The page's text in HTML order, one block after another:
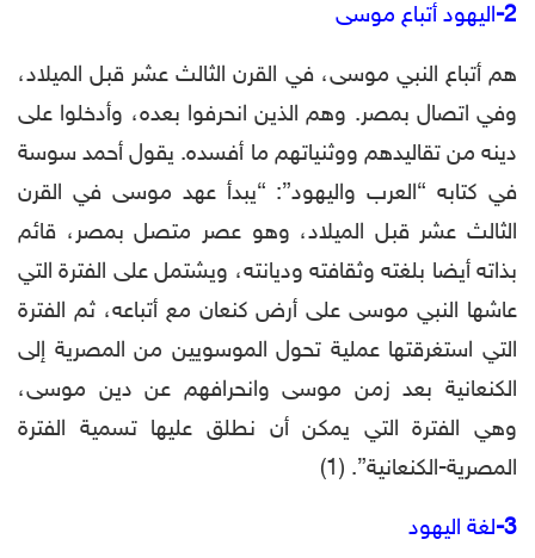
2- اليهود أتباع موسى
هم أتباع النبي موسى، في القرن الثالث عشر قبل الميلاد،
وفي اتصال بمصر. وهم الذين انحرفوا بعده، وأدخلوا على
دينه من تقاليدهم ووثنياتهم ما أفسده. يقول أحمد سوسة
في كتابه “العرب واليهود”: “يبدأ عهد موسى في القرن
الثالث عشر قبل الميلاد، وهو عصر متصل بمصر، قائم
بذاته أيضا بلغته وثقافته وديانته، ويشتمل على الفترة التي
عاشها النبي موسى على أرض كنعان مع أتباعه، ثم الفترة
التي استغرقتها عملية تحول الموسويين من المصرية إلى
الكنعانية بعد زمن موسى وانحرافهم عن دين موسى،
وهي الفترة التي يمكن أن نطلق عليها تسمية الفترة
المصرية-الكنعانية”. (1)
3- لغة اليهود